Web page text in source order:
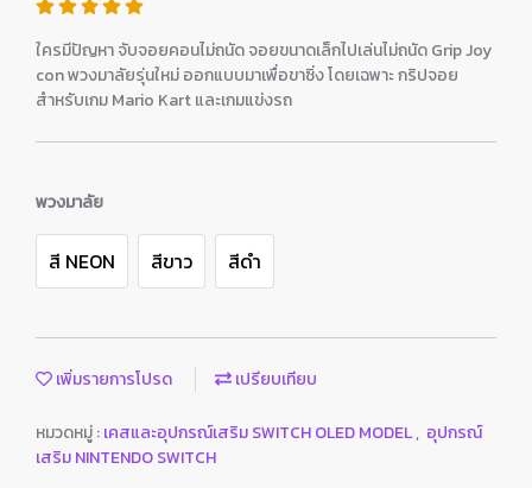
ใครมีปัญหา จับจอยคอนไม่ถนัด จอยขนาดเล็กไปเล่นไม่ถนัด Grip Joy
con พวงมาลัยรุ่นใหม่ ออกแบบมาเพื่อขาซิ่ง โดยเฉพาะ กริปจอย
สำหรับเกม Mario Kart และเกมแข่งรถ
พวงมาลัย
สี NEON สีขาว สีดำ
เพิ่มรายการโปรด เปรียบเทียบ
หมวดหมู่ :เคสและอุปกรณ์เสริม SWITCH OLED MODEL, อุปกรณ์
เสริม NINTENDO SWITCH